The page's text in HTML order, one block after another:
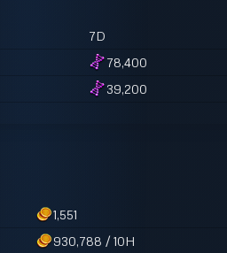
7D
78,400
39,200
1,551
930,788 /10H